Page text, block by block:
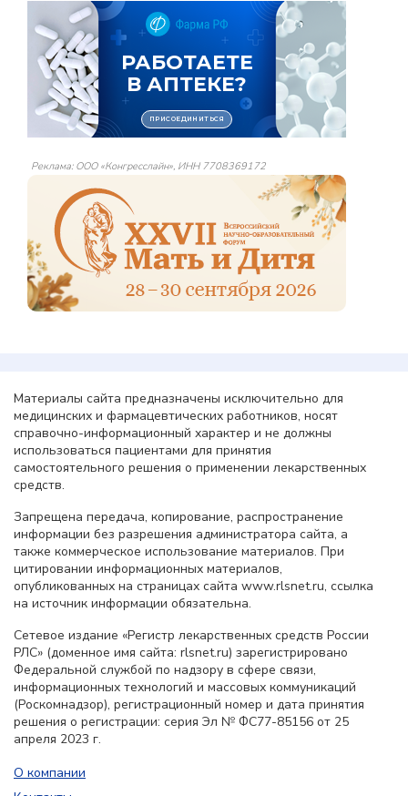
Реклама: ООО «Конгресслайн», ИНН 7708369172
Материалы сайта предназначены исключительно для
медицинских и фармацевтических работников, носят
справочно-информационный характер и не должны
использоваться пациентами для принятия
самостоятельного решения о применении лекарственных
средств.
Запрещена передача, копирование, распространение
информации без разрешения администратора сайта, а
также коммерческое использование материалов. При
цитировании информационных материалов,
опубликованных на страницах сайта www.rlsnet.ru, ссылка
на источник информации обязательна.
Сетевое издание «Регистр лекарственных средств России
РЛС» (доменное имя сайта: rlsnet.ru) зарегистрировано
Федеральной службой по надзору в сфере связи,
информационных технологий и массовых коммуникаций
(Роскомнадзор), регистрационный номер и дата принятия
решения о регистрации: серия Эл № ФС77-85156 от 25
апреля 2023 г.
О компании